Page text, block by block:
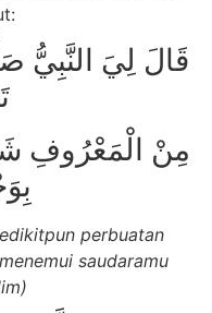
قَالَ لِيَ النَّبِيُّ
مِنْ الْمَعْرُوفِ
perbuatan
saudaramu